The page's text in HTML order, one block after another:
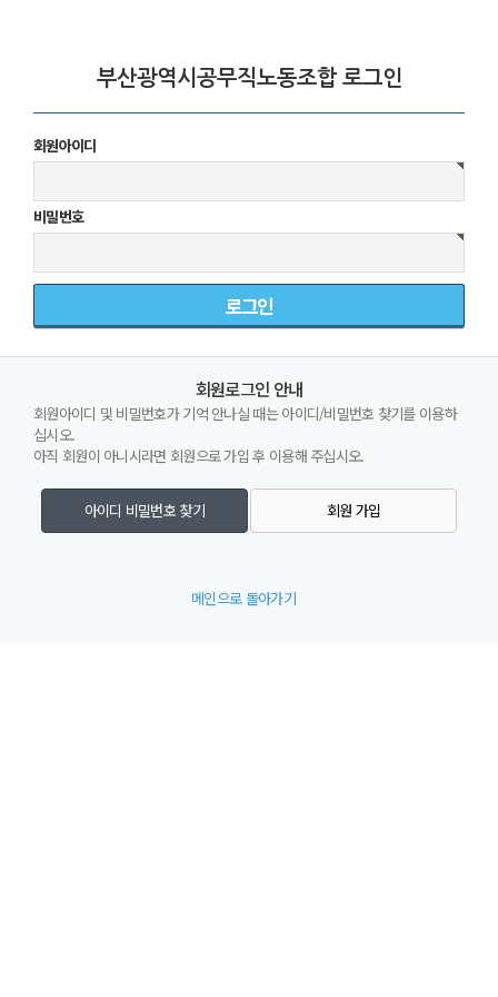
부산광역시공무직노동조합 로그인
회원아이디
비밀번호
회원로그인 안내
회원아이디 및 비밀번호가 기억 안나실 때는 아이디/비밀번호 찾기를 이용하
십시오.
아직 회원이 아니시라면 회원으로 가입 후 이용해 주십시오.
아이디 비밀번호 찾기 회원 가입
메인으로 돌아가기